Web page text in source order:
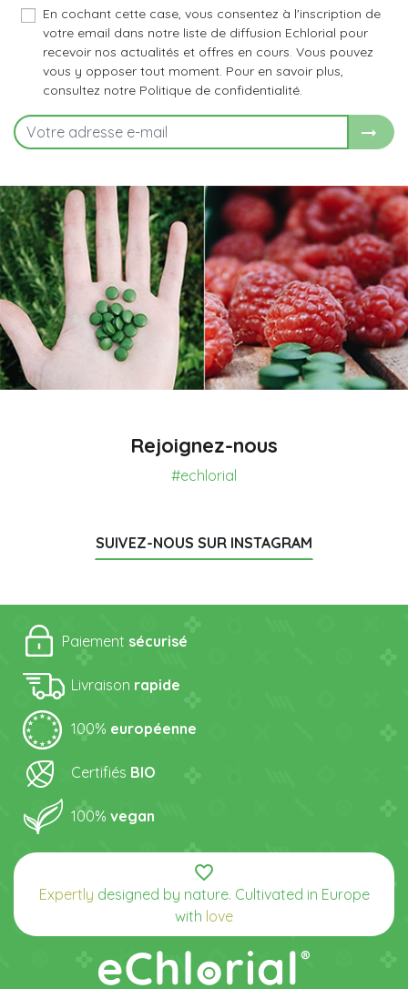
En cochant cette case, vous consentez à l'inscription de
votre email dans notre liste de diffusion Echlorial pour
recevoir nos actualités et offres en cours. Vous pouvez
vous y opposer tout moment. Pour en savoir plus,
consultez notre Politique de confidentialité.
arrow_right_alt
Rejoignez-nous
#echlorial
SUIVEZ-NOUS SUR INSTAGRAM
Paiement sécurisé
Livraison rapide
100% européenne
Certifiés BIO
100% vegan
favorite_border
Expertly designed by nature. Cultivated in Europe
with love